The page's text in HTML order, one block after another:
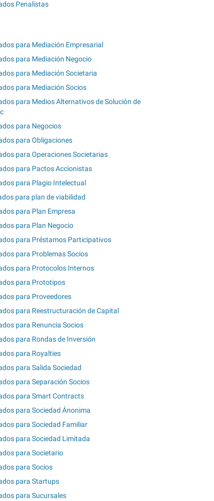
Penalistas
para Mediación Empresarial
para Mediación Negocio
para Mediación Societaria
para Mediación Socios
para Medios Alternativos de Solución de
para Negocios
para Obligaciones
para Operaciones Societarias
para Pactos Accionistas
para Plagio Intelectual
para plan de viabilidad
para Plan Empresa
para Plan Negocio
para Préstamos Participativos
para Problemas Socios
para Protocolos Internos
para Prototipos
para Proveedores
para Reestructuración de Capital
para Renuncia Socios
para Rondas de Inversión
para Royalties
para Salida Sociedad
para Separación Socios
para Smart Contracts
para Sociedad Ánonima
para Sociedad Familiar
para Sociedad Limitada
para Societario
para Socios
para Startups
para Sucursales